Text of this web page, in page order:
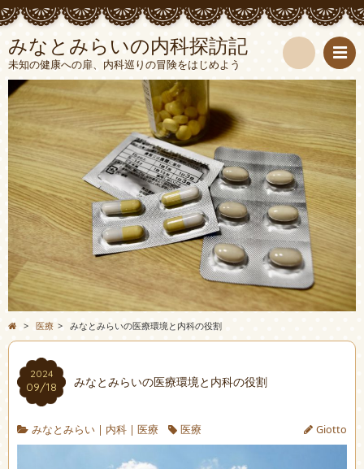
みなとみらいの内科探訪記
未知の健康への扉、内科巡りの冒険をはじめよう
検
索
> 医療 > みなとみらいの医療環境と内科の役割
2024
09/18 みなとみらいの医療環境と内科の役割
みなとみらい| 内科| 医療 医療 Giotto